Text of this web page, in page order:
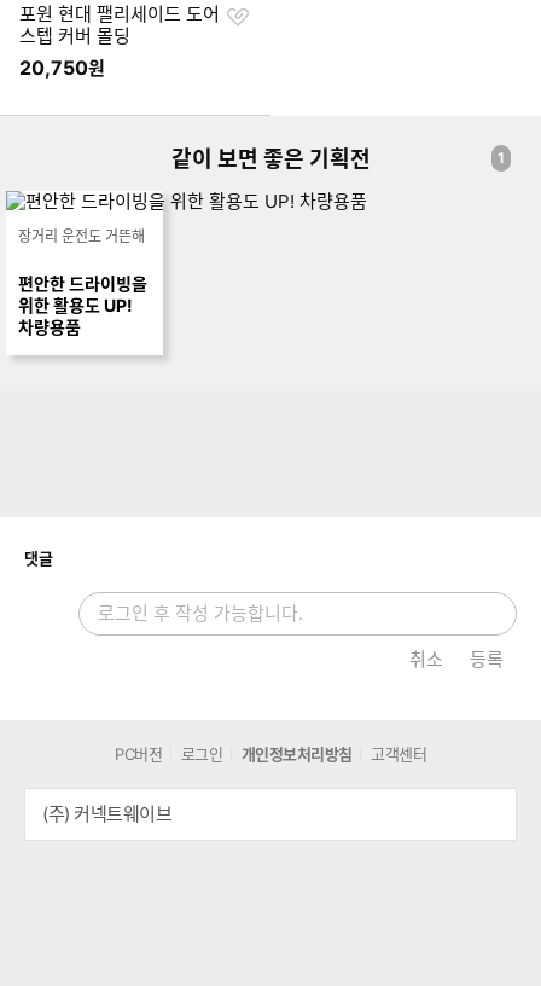
포원 현대 팰리세이드 도어
스텝 커버 몰딩
20,750원
찜
같이 보면 좋은 기획전 1
댓글개
취소 등록
PC버전 로그인 개인정보처리방침 고객센터
(주) 커넥트웨이브